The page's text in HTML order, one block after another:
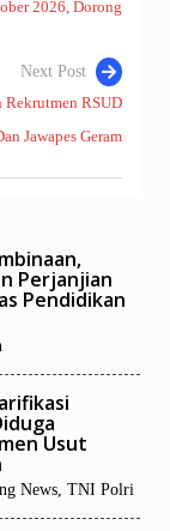
2026, Dorong
Next Post
RSUD
Jawapes Geram
Perjanjian
Pendidikan
Usut
News, TNI Polri